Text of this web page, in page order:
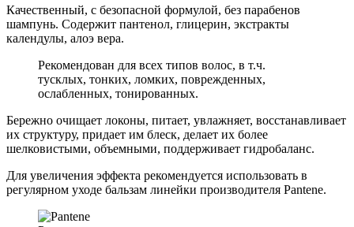
Качественный, с безопасной формулой, без парабенов
шампунь. Содержит пантенол, глицерин, экстракты
календулы, алоэ вера.
Рекомендован для всех типов волос, в т.ч.
тусклых, тонких, ломких, поврежденных,
ослабленных, тонированных.
Бережно очищает локоны, питает, увлажняет, восстанавливает
их структуру, придает им блеск, делает их более
шелковистыми, объемными, поддерживает гидробаланс.
Для увеличения эффекта рекомендуется использовать в
регулярном уходе бальзам линейки производителя Pantene.